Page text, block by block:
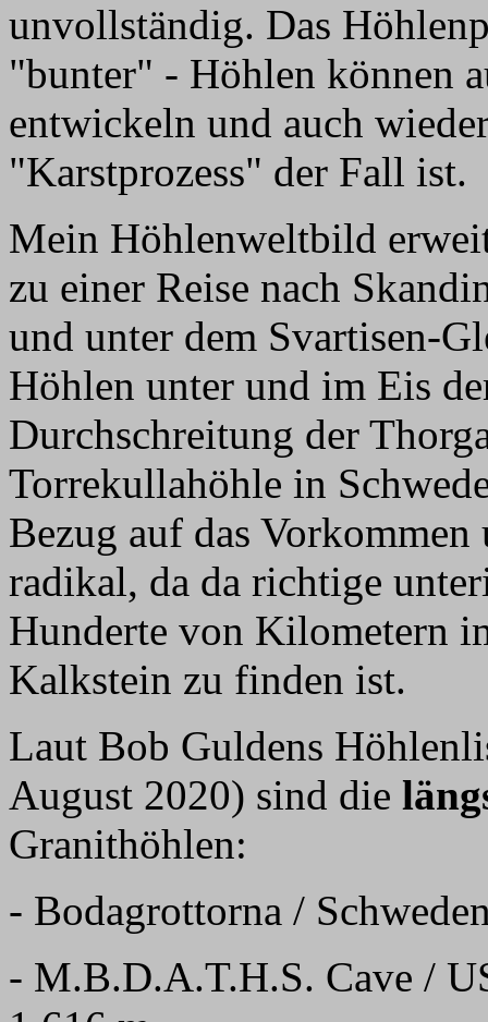
unvollständig. Das
"bunter" - Höhlen können
entwickeln und auch
"Karstprozess" der Fall ist.
Mein Höhlenweltbild
zu einer Reise nach
und unter dem Svartisen-
Höhlen unter und im Eis
Durchschreitung der
Torrekullahöhle in
Bezug auf das
radikal, da da richtige
Hunderte von Kilometern
Kalkstein zu finden ist.
Laut Bob Guldens
August 2020) sind die
Granithöhlen:
- Bodagrottorna /
- M.B.D.A.T.H.S. Cave /